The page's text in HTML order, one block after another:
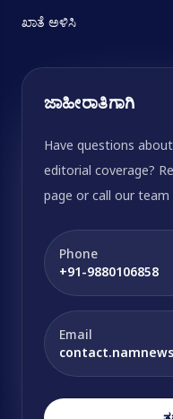
ಖಾತೆ ಅಳಿಸಿ
ಜಾಹೀರಾತಿಗಾಗಿ
Have questions
editorial coverage?
page or call our team
Phone
+91-9880106858
Email